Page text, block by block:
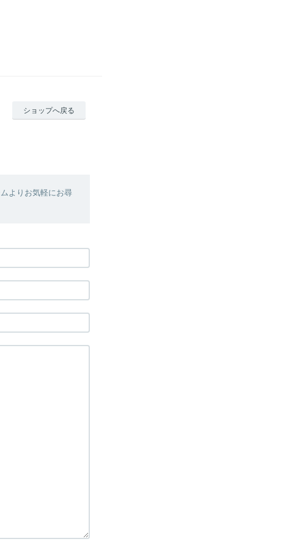
ショップへ戻る
よりお気軽にお尋